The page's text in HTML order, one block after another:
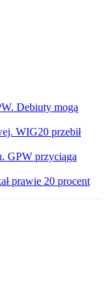
Debiuty mogą
WIG20 przebił
GPW przyciąga
prawie 20 procent